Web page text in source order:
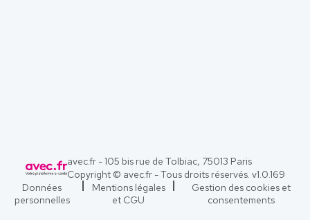
avec.fr - 105 bis rue de Tolbiac, 75013 Paris
Copyright © avec.fr - Tous droits réservés. v1.0.169
Données
personnelles
Mentions légales
et CGU
Gestion des cookies et
consentements